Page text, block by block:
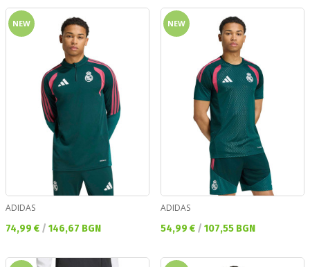
NEW
ADIDAS
Текуща цена:
74,99 € / 146,67 BGN
NEW
ADIDAS
Текуща цена:
54,99 € / 107,55 BGN